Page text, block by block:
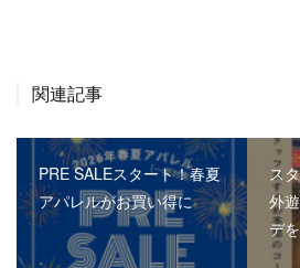
関連記事
PRE SALEスタート！春夏
アパレルがお買い得に
ス
外
デ